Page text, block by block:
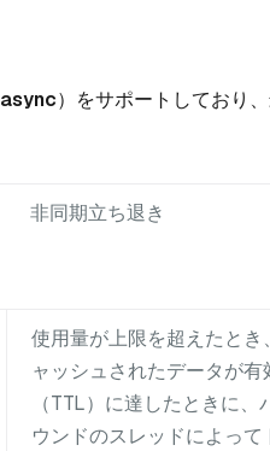
async）をサポートしており
非同期立ち退き
使用量が上限を超えたとき
ャッシュされたデータが有
（TTL）に達したときに、
ウンドのスレッドによって